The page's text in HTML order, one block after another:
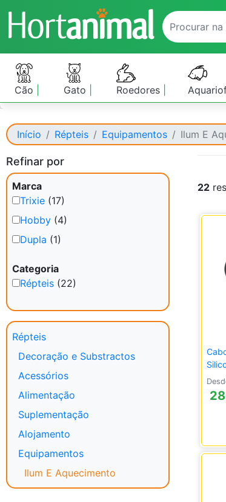
Cão Gato Roedores
Início Répteis Equipamentos Ilum E
Refinar por
Marca
Trixie (17)
Hobby (4)
Dupla (1)
Categoria
Répteis (22)
Répteis
Decoração e Substractos
Acessórios
Alimentação
Suplementação
Alojamento
Equipamentos
Ilum E Aquecimento
22